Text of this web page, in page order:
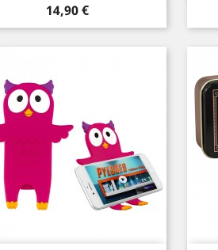
Prix
14,90 €